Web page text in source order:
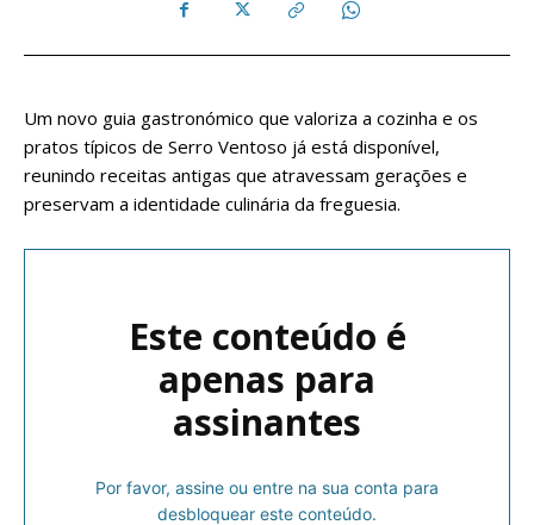
Um novo guia gastronómico que valoriza a cozinha e os
pratos típicos de Serro Ventoso já está disponível,
reunindo receitas antigas que atravessam gerações e
preservam a identidade culinária da freguesia.
Este conteúdo é
apenas para
assinantes
Por favor, assine ou entre na sua conta para
desbloquear este conteúdo.